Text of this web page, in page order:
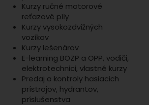
Kurzy ručné motorové
reťazové píly
Kurzy vysokozdvižných
vozíkov
Kurzy lešenárov
E-learning BOZP a OPP, vodiči,
elektrotechnici, vlastné kurzy
Predaj a kontroly hasiacich
prístrojov, hydrantov,
príslušenstva